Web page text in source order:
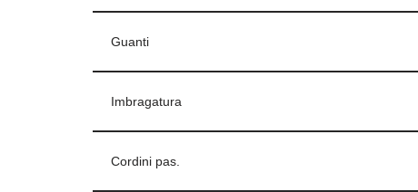
Guanti
Imbragatura
Cordini pas.